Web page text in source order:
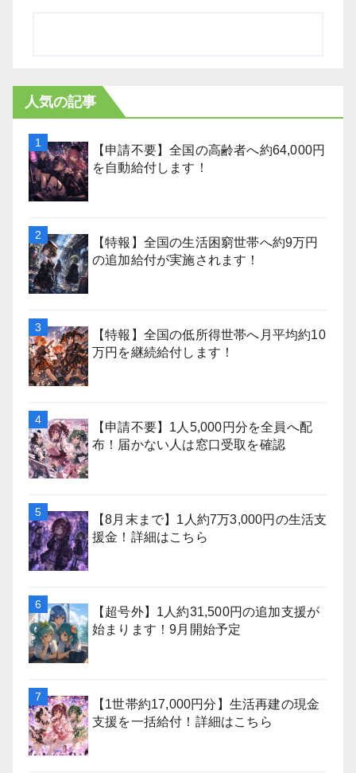
人気の記事
【申請不要】全国の高齢者へ約64,000円
を自動給付します！
【特報】全国の生活困窮世帯へ約9万円
の追加給付が実施されます！
【特報】全国の低所得世帯へ月平均約10
万円を継続給付します！
【申請不要】1人5,000円分を全員へ配
布！届かない人は窓口受取を確認
【8月末まで】1人約7万3,000円の生活支
援金！詳細はこちら
【超号外】1人約31,500円の追加支援が
始まります！9月開始予定
【1世帯約17,000円分】生活再建の現金
支援を一括給付！詳細はこちら